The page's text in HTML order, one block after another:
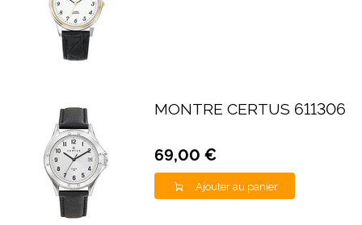
MONTRE CERTUS 611306
69,00 €
Ajouter au panier